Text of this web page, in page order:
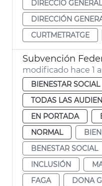
DIRECCIÓ
DIRECCIÓN
CURTMETRATGE
modificado hace 1
BIENESTAR SOCIAL
TODAS LAS
EN PORTADA
NORMAL
BENESTAR SOCIAL
INCLUSIÓN
FAGA
DONA